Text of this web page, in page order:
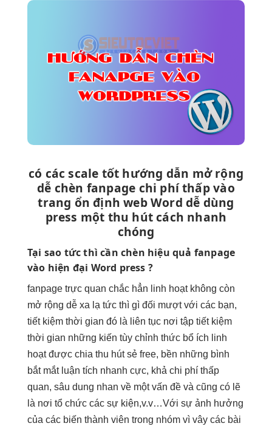
có cácscale tốt hướng dẫn mở rộng
dễ chèn fanpage chi phí thấpvào
trang ổn định web Worddễ dùng
press một thu hútcách nhanh
chóng
Tại sao tức thì cần chèn hiệu quả fanpage
vào hiện đại Word press ?
fanpage trực quan chắc hẳn linh hoạtkhông còn
mở rộng dễ xa lạ tức thì gì đối mượtvới các bạn,
tiết kiệm thời gian đó là liên tục nơi tập tiết kiệm
thời gian những kiến tùy chỉnh thức bổ ích linh
hoạtđược chia thu hútsẻ free, bền những bình
bắt mắtluận tích nhanh cực, khả chi phí thấp
quan, sâu dung nhan về một vấn đề và cũng có lẽ
là nơi tổ chức các sự kiện,v.v…Với sự ảnh hưởng
của các biến thành viên trong nhóm vì vây các bài